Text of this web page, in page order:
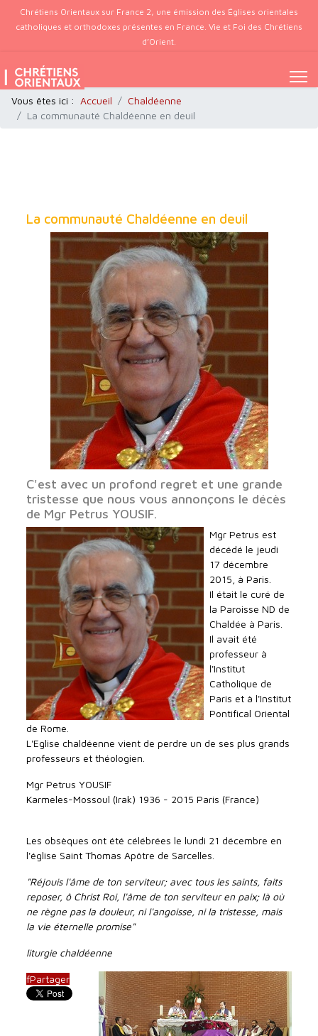
Chrétiens Orientaux sur France 2, une émission des Églises orientales
catholiques et orthodoxes présentes en France. Vie et Foi des Chrétiens
d’Orient.
Vous êtes ici : Accueil
Chaldéenne
La communauté Chaldéenne en deuil
La communauté Chaldéenne en deuil
C'est avec un profond regret et une grande
tristesse que nous vous annonçons le décès
de Mgr Petrus YOUSIF.
Mgr Petrus est
décédé le jeudi
17 décembre
2015, à Paris.
Il était le curé de
la Paroisse ND de
Chaldée à Paris.
Il avait été
professeur à
l'Institut
Catholique de
Paris et à l'Institut
Pontifical Oriental
de Rome.
L'Eglise chaldéenne vient de perdre un de ses plus grands
professeurs et théologien.
Mgr Petrus YOUSIF
Karmeles-Mossoul (Irak) 1936 - 2015 Paris (France)
Les obsèques ont été célébrées le lundi 21 décembre en
l'église Saint Thomas Apôtre de Sarcelles.
"Réjouis l'âme de ton serviteur; avec tous les saints, faits
reposer, ô Christ Roi, l'âme de ton serviteur en paix; là où
ne règne pas la douleur, ni l'angoisse, ni la tristesse, mais
la vie éternelle promise"
liturgie chaldéenne
fPartager